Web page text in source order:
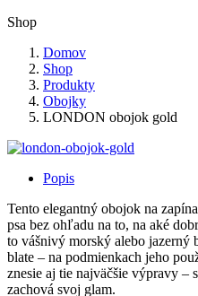
Shop
Domov
Shop
Produkty
Obojky
LONDON obojok gold
Popis
Tento elegantný obojok na
psa bez ohľadu na to, na aké
to vášnivý morský alebo
blate – na podmienkach jeho
znesie aj tie najväčšie výpravy –
zachová svoj glam.